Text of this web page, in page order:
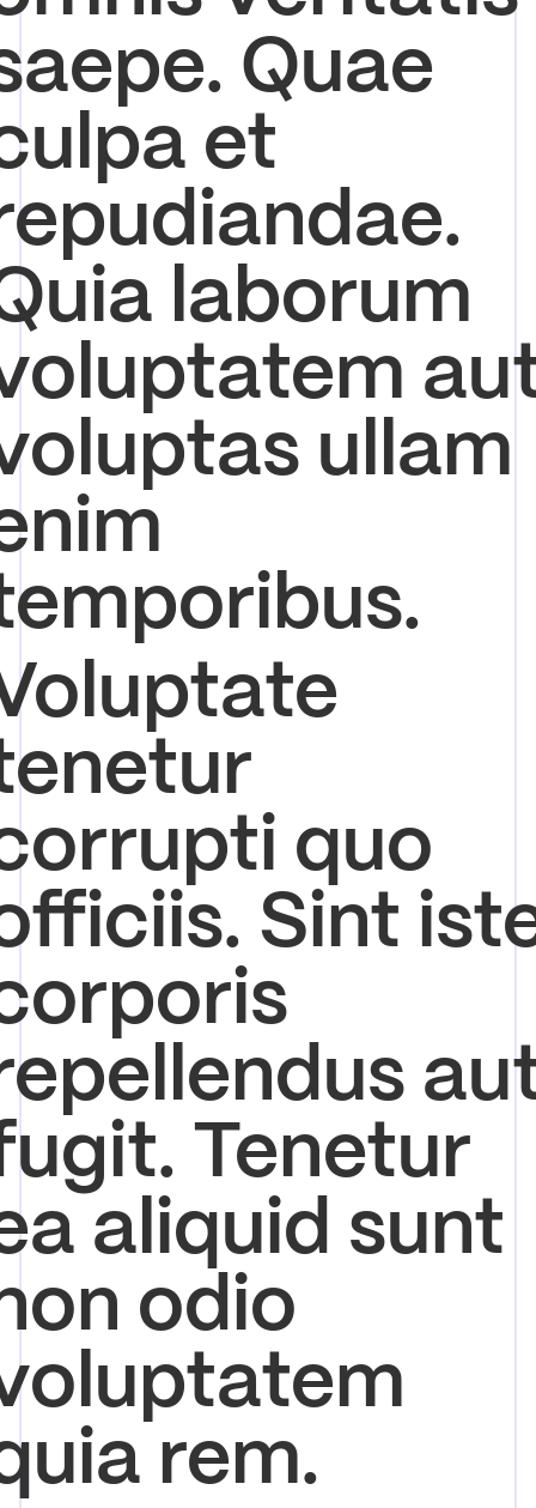
Quae
et
laborum
ullam
quo
Sint
Tenetur
aliquid sunt
odio
rem.